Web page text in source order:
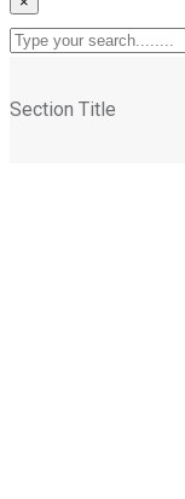
Section Title